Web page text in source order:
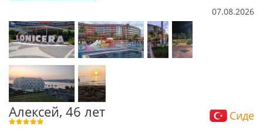
07.08.2026
Алексей, 46 лет Сиде